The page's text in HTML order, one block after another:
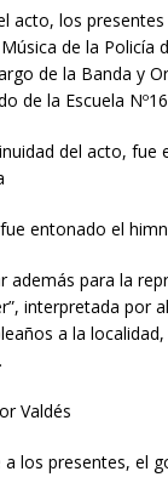
acto, los
de la Policía
de la Banda y
de la Escuela
del acto,
entonado el
además para la
interpretada por
a la
Valdés
a los presentes, el